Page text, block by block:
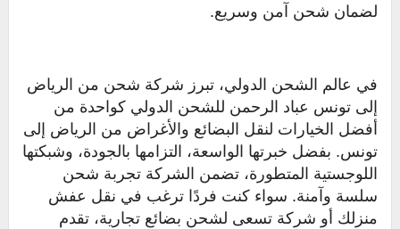
لضمان شحن آمن وسريع.
في عالم الشحن الدولي، تبرز شركة شحن من الرياض
إلى تونس عباد الرحمن للشحن الدولي كواحدة من
أفضل الخيارات لنقل البضائع والأغراض من الرياض إلى
تونس. بفضل خبرتها الواسعة، التزامها بالجودة، وشبكتها
اللوجستية المتطورة، تضمن الشركة تجربة شحن
سلسة وآمنة. سواء كنت فردًا ترغب في نقل عفش
منزلك أو شركة تسعى لشحن بضائع تجارية، تقدم